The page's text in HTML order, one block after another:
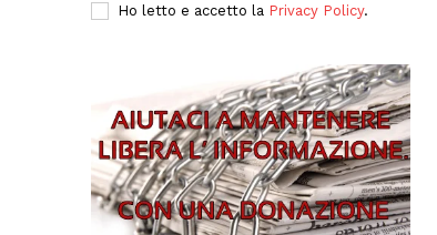
Ho letto e accetto la Privacy Policy.